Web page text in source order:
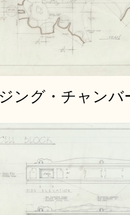
ング・チャンバ